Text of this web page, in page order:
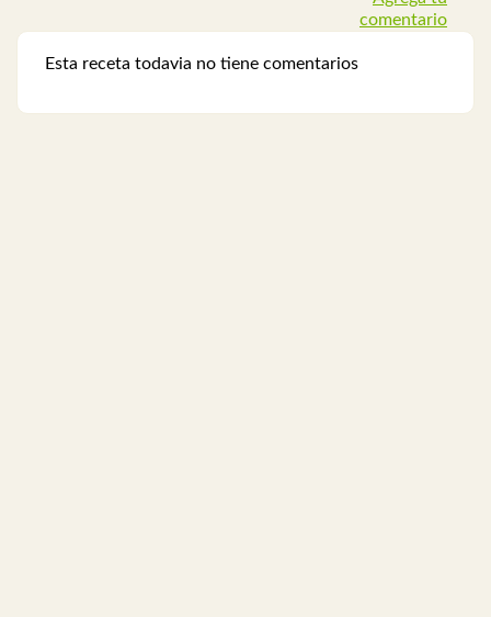
comentario
Esta receta todavia no tiene comentarios